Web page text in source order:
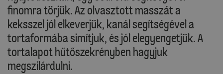
finomra törjük. Az olvasztott masszát a
keksszel jól elkeverjük, kanál segítségével a
tortaformába simítjuk, és jól elegyengetjük. A
tortalapot hűtőszekrényben hagyjuk
megszilárdulni.